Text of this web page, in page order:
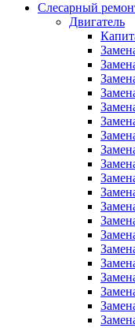
Слесарный
Двигатель